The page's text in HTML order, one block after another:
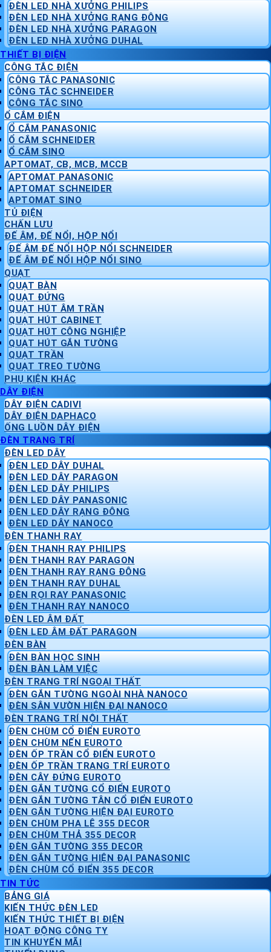
ĐÈN LED NHÀ XƯỞNG PHILIPS
ĐÈN LED NHÀ XƯỞNG RẠNG ĐÔNG
ĐÈN LED NHÀ XƯỞNG PARAGON
ĐÈN LED NHÀ XƯỞNG DUHAL
THIẾT BỊ ĐIỆN
CÔNG TẮC ĐIỆN
CÔNG TẮC PANASONIC
CÔNG TẮC SCHNEIDER
CÔNG TẮC SINO
Ổ CẮM ĐIỆN
Ổ CẮM PANASONIC
Ổ CẮM SCHNEIDER
Ổ CẮM SINO
APTOMAT, CB, MCB, MCCB
APTOMAT PANASONIC
APTOMAT SCHNEIDER
APTOMAT SINO
TỦ ĐIỆN
CHẤN LƯU
ĐẾ ÂM, ĐẾ NỔI, HỘP NỔI
ĐẾ ÂM ĐẾ NỔI HỘP NỔI SCHNEIDER
ĐẾ ÂM ĐẾ NỔI HỘP NỔI SINO
QUẠT
QUẠT BÀN
QUẠT ĐỨNG
QUẠT HÚT ÂM TRẦN
QUẠT HÚT CABINET
QUẠT HÚT CÔNG NGHIỆP
QUẠT HÚT GẮN TƯỜNG
QUẠT TRẦN
QUẠT TREO TƯỜNG
PHỤ KIỆN KHÁC
DÂY ĐIỆN
DÂY ĐIỆN CADIVI
DÂY ĐIỆN DAPHACO
ỐNG LUỒN DÂY ĐIỆN
ĐÈN TRANG TRÍ
ĐÈN LED DÂY
ĐÈN LED DÂY DUHAL
ĐÈN LED DÂY PARAGON
ĐÈN LED DÂY PHILIPS
ĐÈN LED DÂY PANASONIC
ĐÈN LED DÂY RẠNG ĐÔNG
ĐÈN LED DÂY NANOCO
ĐÈN THANH RAY
ĐÈN THANH RAY PHILIPS
ĐÈN THANH RAY PARAGON
ĐÈN THANH RAY RẠNG ĐÔNG
ĐÈN THANH RAY DUHAL
ĐÈN RỌI RAY PANASONIC
ĐÈN THANH RAY NANOCO
ĐÈN LED ÂM ĐẤT
ĐÈN LED ÂM ĐẤT PARAGON
ĐÈN BÀN
ĐÈN BÀN HỌC SINH
ĐÈN BÀN LÀM VIỆC
ĐÈN TRANG TRÍ NGOẠI THẤT
ĐÈN GẮN TƯỜNG NGOÀI NHÀ NANOCO
ĐÈN SÂN VƯỜN HIỆN ĐẠI NANOCO
ĐÈN TRANG TRÍ NỘI THẤT
ĐÈN CHÙM CỔ ĐIỂN EUROTO
ĐÈN CHÙM NẾN EUROTO
ĐÈN ỐP TRẦN CỔ ĐIỂN EUROTO
ĐÈN ỐP TRẦN TRANG TRÍ EUROTO
ĐÈN CÂY ĐỨNG EUROTO
ĐÈN GẮN TƯỜNG CỔ ĐIỂN EUROTO
ĐÈN GẮN TƯỜNG TÂN CỔ ĐIỂN EUROTO
ĐÈN GẮN TƯỜNG HIỆN ĐẠI EUROTO
ĐÈN CHÙM PHA LÊ 355 DECOR
ĐÈN CHÙM THẢ 355 DECOR
ĐÈN GẮN TƯỜNG 355 DECOR
ĐÈN GẮN TƯỜNG HIỆN ĐẠI PANASONIC
ĐÈN CHÙM CỔ ĐIỂN 355 DECOR
TIN TỨC
BẢNG GIÁ
KIẾN THỨC ĐÈN LED
KIẾN THỨC THIẾT BỊ ĐIỆN
HOẠT ĐỘNG CÔNG TY
TIN KHUYẾN MÃI